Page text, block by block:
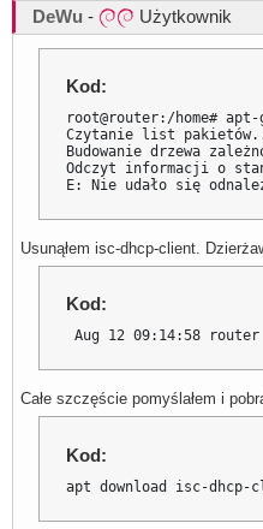
DeWu - Użytkownik
Kod:
root@router:/home#
Czytanie list
Budowanie drzewa
Odczyt informacji o
E: Nie udało się
Usunąłem isc-dhcp-client.
Kod:
Aug 12 09:14:58
Całe szczęście pomyślałem i
Kod:
apt download isc-dhcp-